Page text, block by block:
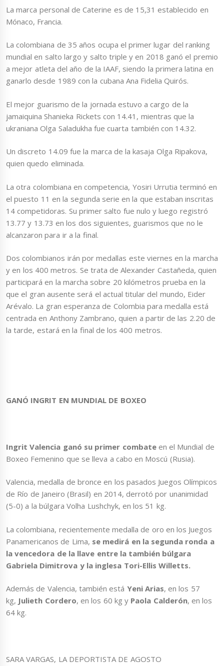
La marca personal de Caterine es de 15,31 establecido en
Mónaco, Francia.
La colombiana de 35 años ocupa el primer lugar del ranking
mundial en salto largo y salto triple y en 2018 ganó el premio
a mejor atleta del año de la IAAF, siendo la primera latina en
ganarlo desde 1989 con la cubana Ana Fidelia Quirós.
El mejor guarismo de la jornada estuvo a cargo de la
jamaiquina Shanieka Rickets con 14.41, mientras que la
ukraniana Olga Saladukha fue cuarta también con 14.32.
Un discreto 14.09 fue la marca de la kasaja Olga Ripakova,
quien quedo eliminada.
La otra colombiana en competencia, Yosiri Urrutia terminó en
el puesto 11 en la segunda serie en la que estaban inscritas
14 competidoras. Su primer salto fue nulo y luego registró
13.77 y 13.73 en los dos siguientes, guarismos que no le
alcanzaron para ir a la final.
Dos colombianos irán por medallas este viernes en la marcha
y en los 400 metros. Se trata de Alexander Castañeda, quien
participará en la marcha sobre 20 kilómetros prueba en la
que el gran ausente será el actual titular del mundo, Eider
Arévalo. La gran esperanza de Colombia para medalla está
centrada en Anthony Zambrano, quien a partir de las 2.20 de
la tarde, estará en la final de los 400 metros.
GANÓ INGRIT EN MUNDIAL DE BOXEO
Ingrit Valencia ganó su primer combateen el Mundial de
Boxeo Femenino que se lleva a cabo en Moscú (Rusia).
Valencia, medalla de bronce en los pasados Juegos Olímpicos
de Río de Janeiro (Brasil) en 2014, derrotó por unanimidad
(5-0) a la búlgara Volha Lushchyk, en los 51 kg.
La colombiana, recientemente medalla de oro en los Juegos
Panamericanos de Lima, se medirá en la segunda ronda a
la vencedora de la llave entre la también búlgara
Gabriela Dimitrova y la inglesa Tori-Ellis Willetts.
Además de Valencia, también está Yeni Arias, en los 57
kg, Julieth Cordero, en los 60 kg y Paola Calderón, en los
64 kg.
SARA VARGAS, LA DEPORTISTA DE AGOSTO